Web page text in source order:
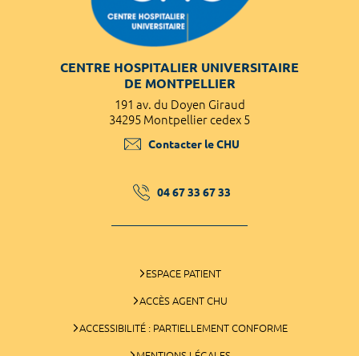
CENTRE HOSPITALIER UNIVERSITAIRE
DE MONTPELLIER
191 av. du Doyen Giraud
34295 Montpellier cedex 5
Contacter le CHU
04 67 33 67 33
ESPACE PATIENT
ACCÈS AGENT CHU
ACCESSIBILITÉ : PARTIELLEMENT CONFORME